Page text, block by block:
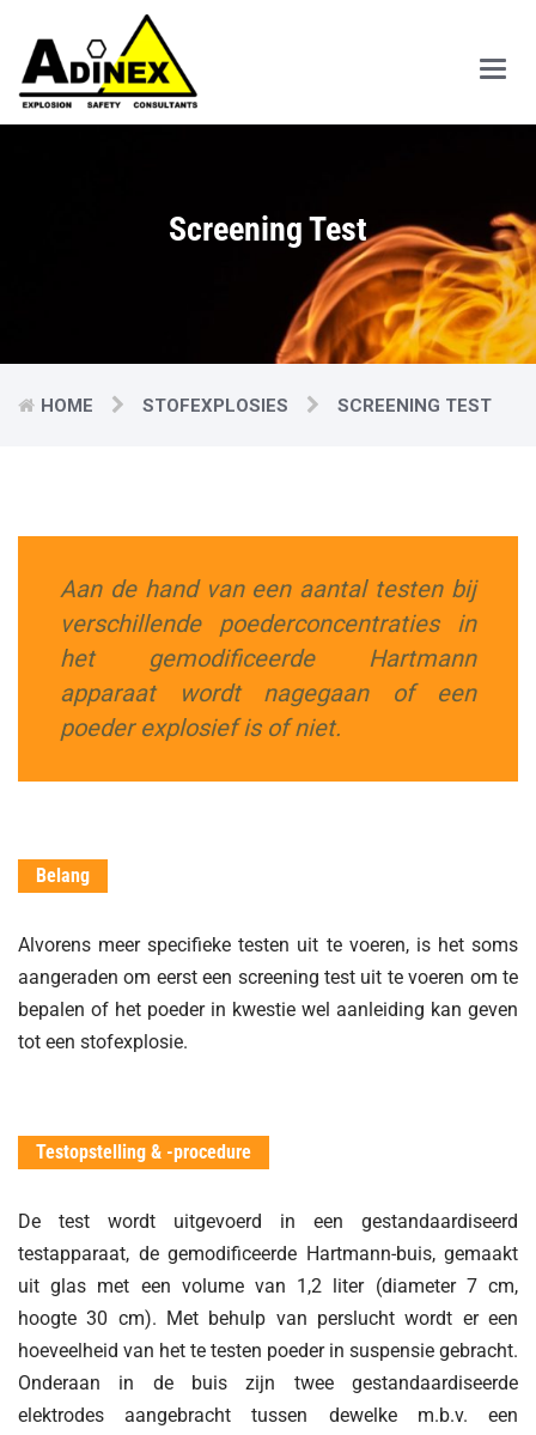
Main
Screening Test
HOME STOFEXPLOSIES SCREENING TEST
Aan de hand van een aantal testen bij
verschillende poederconcentraties in
het gemodificeerde Hartmann
apparaat wordt nagegaan of een
poeder explosief is of niet.
Belang
Alvorens meer specifieke testen uit te voeren, is het soms
aangeraden om eerst een screening test uit te voeren om te
bepalen of het poeder in kwestie wel aanleiding kan geven
tot een stofexplosie.
Testopstelling & -procedure
De test wordt uitgevoerd in een gestandaardiseerd
testapparaat, de gemodificeerde Hartmann-buis, gemaakt
uit glas met een volume van 1,2 liter (diameter 7 cm,
hoogte 30 cm). Met behulp van perslucht wordt er een
hoeveelheid van het te testen poeder in suspensie gebracht.
Onderaan in de buis zijn twee gestandaardiseerde
elektrodes aangebracht tussen dewelke m.b.v. een